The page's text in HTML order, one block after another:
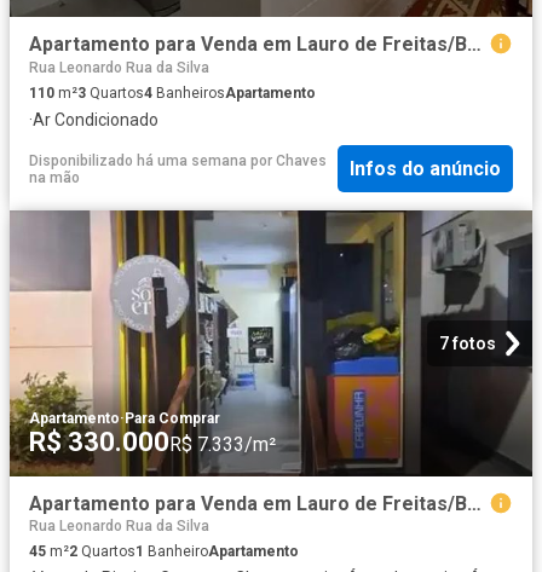
Apartamento para Venda em Lauro de Freitas/BA Pitangueiras 3 Quartos
Rua Leonardo Rua da Silva
110 m²3 Quartos4 BanheirosApartamento
·Ar Condicionado
Disponibilizado há uma semana por Chaves
na mão
Infos do anúncio
7 fotos
Apartamento·Para Comprar
R$ 330.000R$ 7.333/m²
Apartamento para Venda em Lauro de Freitas/BA Centro 2 Quartos
Rua Leonardo Rua da Silva
45 m²2 Quartos1 BanheiroApartamento